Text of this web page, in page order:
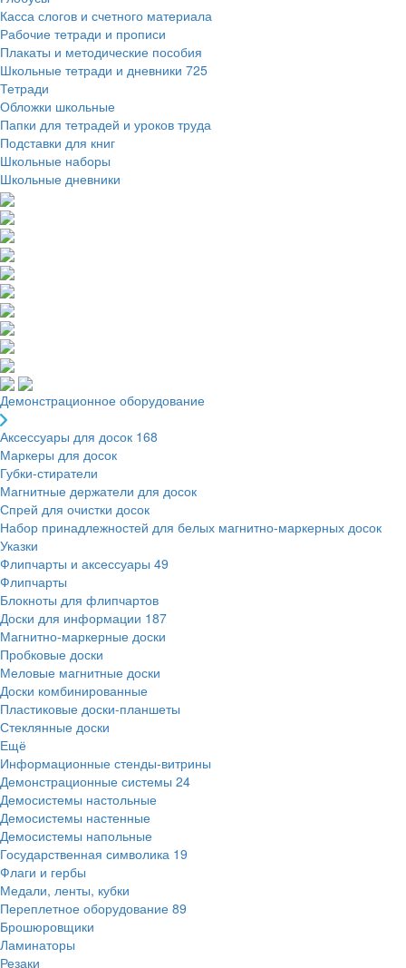
Касса слогов и счетного материала
Рабочие тетради и прописи
Плакаты и методические пособия
Школьные тетради и дневники 725
Тетради
Обложки школьные
Папки для тетрадей и уроков труда
Подставки для книг
Школьные наборы
Школьные дневники
Демонстрационное оборудование
Аксессуары для досок 168
Маркеры для досок
Губки-стиратели
Магнитные держатели для досок
Спрей для очистки досок
Набор принадлежностей для белых магнитно-маркерных досок
Указки
Флипчарты и аксессуары 49
Флипчарты
Блокноты для флипчартов
Доски для информации 187
Магнитно-маркерные доски
Пробковые доски
Меловые магнитные доски
Доски комбинированные
Пластиковые доски-планшеты
Стеклянные доски
Ещё
Информационные стенды-витрины
Демонстрационные системы 24
Демосистемы настольные
Демосистемы настенные
Демосистемы напольные
Государственная символика 19
Флаги и гербы
Медали, ленты, кубки
Переплетное оборудование 89
Брошюровщики
Ламинаторы
Резаки